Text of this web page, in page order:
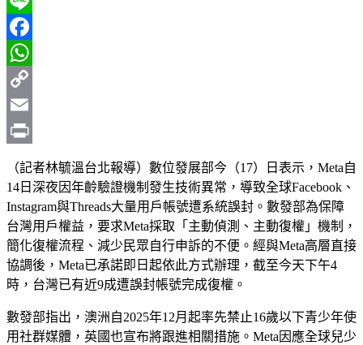
Line
Facebook
WhatsApp
Copy
Link
Email
（記者林毓溫台北報導）數位發展部今（17）日表示，Meta自
14日深夜因年齡驗證機制發生技術異常，導致全球Facebook、
Instagram與Threads大量用戶帳號遭系統誤封。數發部為保障
台灣用戶權益，要求Meta採取「主動偵測、主動復權」機制，
簡化復權流程、減少民眾自行申訴的不便。經與Meta高層直接
協調後，Meta已承諾即日起依此方式辦理，截至今天下午4
時，台灣已有近9成遭誤封帳號完成復權。
數發部指出，澳洲自2025年12月起率先禁止16歲以下青少年使
用社群媒體，英國也宣布將跟進相關措施。Meta因應全球兒少